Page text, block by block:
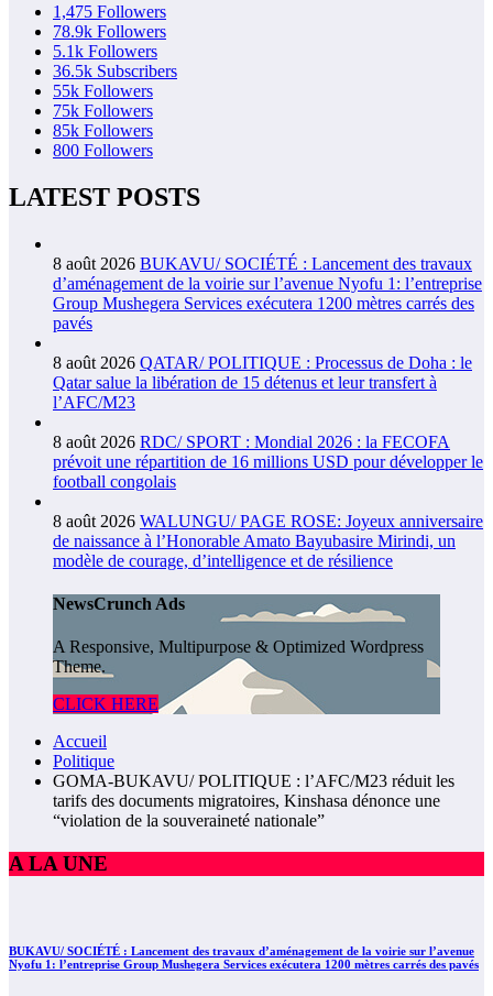
1,475 Followers
78.9k Followers
5.1k Followers
36.5k Subscribers
55k Followers
75k Followers
85k Followers
800 Followers
LATEST POSTS
8 août 2026 BUKAVU/ SOCIÉTÉ : Lancement des travaux
d’aménagement de la voirie sur l’avenue Nyofu 1: l’entreprise
Group Mushegera Services exécutera 1200 mètres carrés des
pavés
8 août 2026 QATAR/ POLITIQUE : Processus de Doha : le
Qatar salue la libération de 15 détenus et leur transfert à
l’AFC/M23
8 août 2026 RDC/ SPORT : Mondial 2026 : la FECOFA
prévoit une répartition de 16 millions USD pour développer le
football congolais
8 août 2026 WALUNGU/ PAGE ROSE: Joyeux anniversaire
de naissance à l’Honorable Amato Bayubasire Mirindi, un
modèle de courage, d’intelligence et de résilience
NewsCrunch Ads
A Responsive, Multipurpose & Optimized Wordpress
Theme.
CLICK HERE
Accueil
Politique
GOMA-BUKAVU/ POLITIQUE : l’AFC/M23 réduit les
tarifs des documents migratoires, Kinshasa dénonce une
“violation de la souveraineté nationale”
A LA UNE
BUKAVU/ SOCIÉTÉ : Lancement des travaux d’aménagement de la voirie sur l’avenue
Nyofu 1: l’entreprise Group Mushegera Services exécutera 1200 mètres carrés des pavés